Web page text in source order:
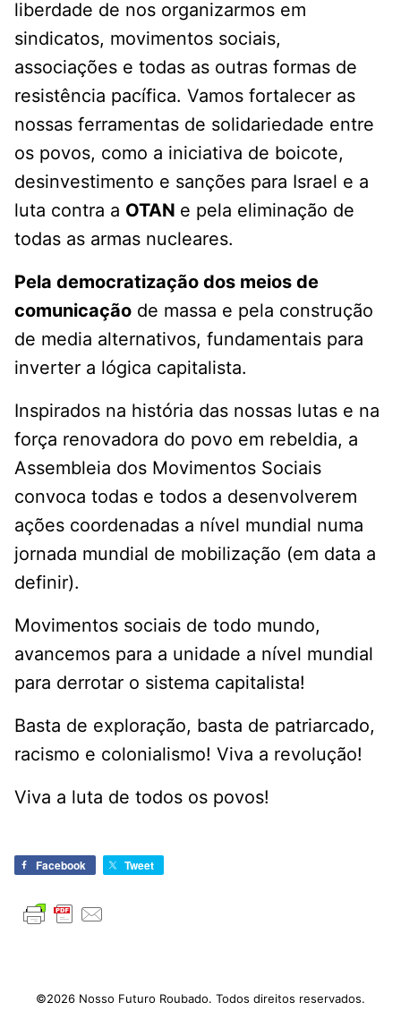
liberdade de nos organizarmos em
sindicatos, movimentos sociais,
associações e todas as outras formas de
resistência pacífica. Vamos fortalecer as
nossas ferramentas de solidariedade entre
os povos, como a iniciativa de boicote,
desinvestimento e sanções para Israel e a
luta contra a OTAN e pela eliminação de
todas as armas nucleares.
Pela democratização dos meios de
comunicação de massa e pela construção
de media alternativos, fundamentais para
inverter a lógica capitalista.
Inspirados na história das nossas lutas e na
força renovadora do povo em rebeldia, a
Assembleia dos Movimentos Sociais
convoca todas e todos a desenvolverem
ações coordenadas a nível mundial numa
jornada mundial de mobilização (em data a
definir).
Movimentos sociais de todo mundo,
avancemos para a unidade a nível mundial
para derrotar o sistema capitalista!
Basta de exploração, basta de patriarcado,
racismo e colonialismo! Viva a revolução!
Viva a luta de todos os povos!
Facebook Tweet
©2026 Nosso Futuro Roubado. Todos direitos reservados.